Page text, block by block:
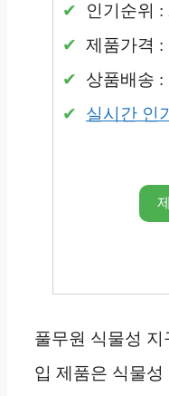
인기순위 :
제품가격 :
상품배송 :
실시간 인
풀무원 식물성 지
입 제품은 식물